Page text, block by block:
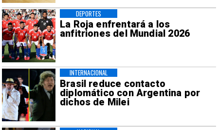
La Roja enfrentará a los
anfitriones del Mundial 2026
DEPORTES
Brasil reduce contacto
diplomático con Argentina por
dichos de Milei
INTERNACIONAL